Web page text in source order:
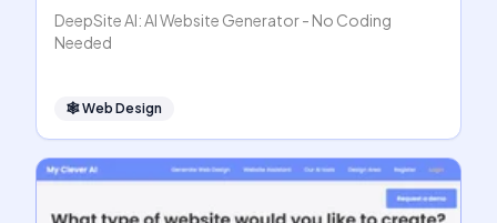
DeepSite AI: AI Website Generator - No Coding
Needed
🕸Web Design